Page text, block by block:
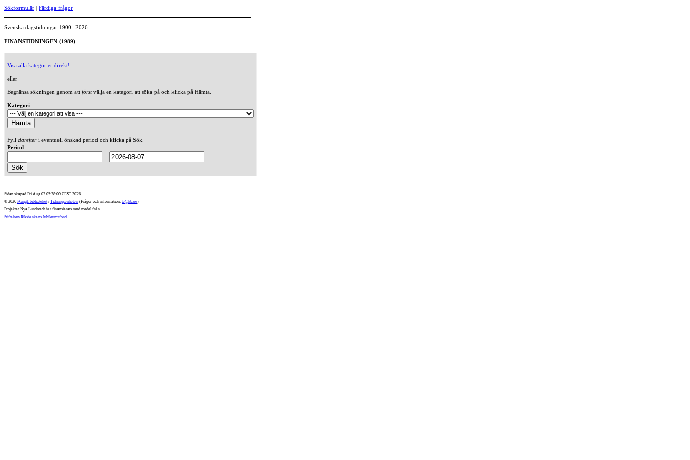
Sökformulär | Färdiga frågor
Svenska dagstidningar 1900--2026
FINANSTIDNINGEN (1989)
Visa alla kategorier direkt!
eller
Begränsa sökningen genom att förstvälja en kategori att söka på och klicka på Hämta.
Kategori
Fyll därefteri eventuell önskad period och klicka på Sök.
Period
--
Sidan skapad Fri Aug 07 05:38:09 CEST 2026
© 2026 Kungl. biblioteket / Tidningsenheten (Frågor och information: te@kb.se)
Projektet Nya Lundstedt har finansierats med medel från
Stiftelsen Riksbankens Jubileumsfond